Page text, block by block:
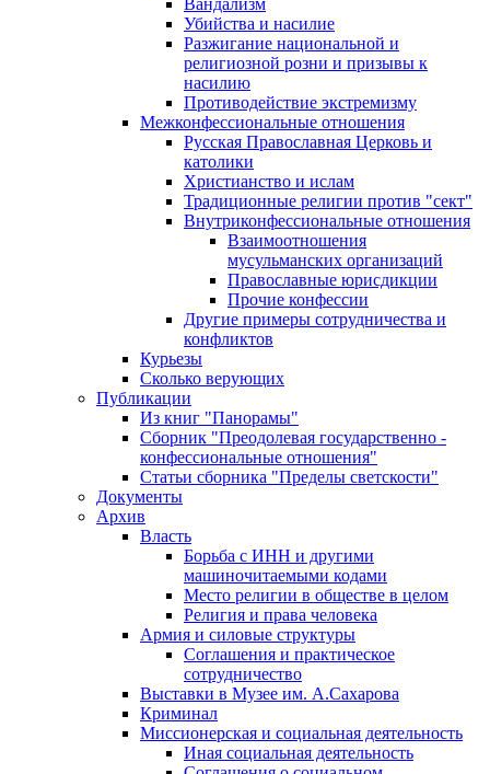
Вандализм
Убийства и насилие
Разжигание национальной и
религиозной розни и призывы к
насилию
Противодействие экстремизму
Межконфессиональные отношения
Русская Православная Церковь и
католики
Христианство и ислам
Традиционные религии против "сект"
Внутриконфессиональные отношения
Взаимоотношения
мусульманских организаций
Православные юрисдикции
Прочие конфессии
Другие примеры сотрудничества и
конфликтов
Курьезы
Сколько верующих
Публикации
Из книг "Панорамы"
Сборник "Преодолевая государственно -
конфессиональные отношения"
Статьи сборника "Пределы светскости"
Документы
Архив
Власть
Борьба с ИНН и другими
машиночитаемыми кодами
Место религии в обществе в целом
Религия и права человека
Армия и силовые структуры
Соглашения и практическое
сотрудничество
Выставки в Музее им. А.Сахарова
Криминал
Миссионерская и социальная деятельность
Иная социальная деятельность